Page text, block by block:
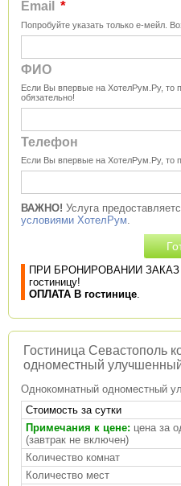
Email *
Попробуйте указать только е-мейл.
ФИО
Если Вы впервые на ХотелРум.Ру, то
обязательно!
Телефон
Если Вы впервые на ХотелРум.Ру, то
ВАЖНО! Услуга
условиями ХотелРум.
ПРИ БРОНИРОВАНИИ
гостиницу!
ОПЛАТА В гостинице.
Гостиница Севастополь
одноместный
Однокомнатный одноместный
Стоимость за сутки
Примечания к цене: цена за
(завтрак не включен)
Количество комнат
Количество мест